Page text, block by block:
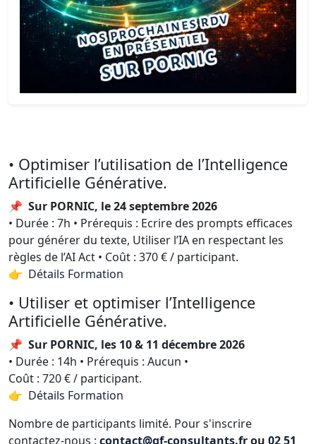
• Optimiser l’utilisation de l’Intelligence
Artificielle Générative.
📌 Sur PORNIC, le 24 septembre 2026
• Durée : 7h • Prérequis : Ecrire des prompts efficaces
pour générer du texte, Utiliser l’IA en respectant les
règles de l’AI Act • Coût : 370 € / participant.
👉 Détails Formation
• Utiliser et optimiser l’Intelligence
Artificielle Générative.
📌 Sur PORNIC, les 10 & 11 décembre 2026
• Durée : 14h • Prérequis : Aucun •
Coût : 720 € / participant.
👉 Détails Formation
Nombre de participants limité. Pour s'inscrire
contactez-nous : contact@qf-consultants.frou 02 51